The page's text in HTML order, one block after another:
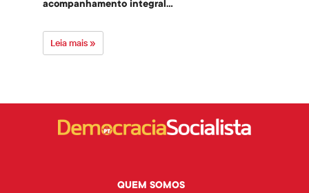
acompanhamento integral...
Leia mais »
QUEM SOMOS